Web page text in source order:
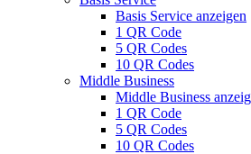
Basis Service anzeigen
1 QR Code
5 QR Codes
10 QR Codes
Middle Business
Middle Business
1 QR Code
5 QR Codes
10 QR Codes